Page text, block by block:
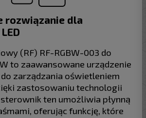
rozwiązanie dla
(RF) RF-RGBW-003 do
to zaawansowane urządzenie
zarządzania oświetleniem
zastosowaniu technologii
ten umożliwia płynną
oferując funkcję, które